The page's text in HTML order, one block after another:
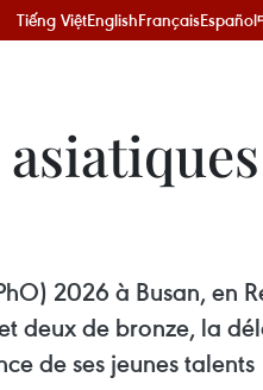
Tiếng ViệtEnglishFrançaisEspañol
2026 à Busan, en
deux de bronze, la
de ses jeunes talents